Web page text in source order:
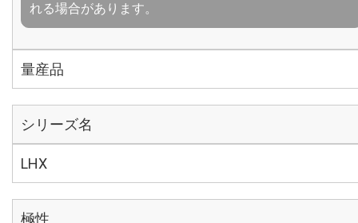
れる場合があります。
量産品
シリーズ名
LHX
極性